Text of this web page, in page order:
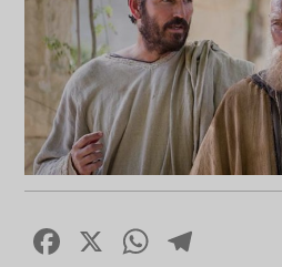
Facebook
X WhatsApp